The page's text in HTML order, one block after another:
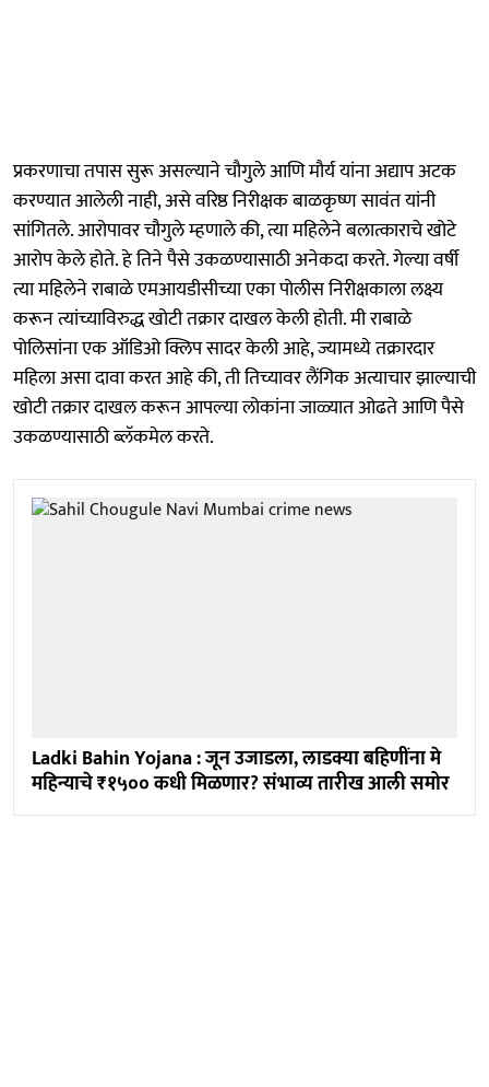
प्रकरणाचा तपास सुरू असल्याने चौगुले आणि मौर्य यांना अद्याप अटक
करण्यात आलेली नाही, असे वरिष्ठ निरीक्षक बाळकृष्ण सावंत यांनी
सांगितले. आरोपावर चौगुले म्हणाले की, त्या महिलेने बलात्काराचे खोटे
आरोप केले होते. हे तिने पैसे उकळण्यासाठी अनेकदा करते. गेल्या वर्षी
त्या महिलेने राबाळे एमआयडीसीच्या एका पोलीस निरीक्षकाला लक्ष्य
करून त्यांच्याविरुद्ध खोटी तक्रार दाखल केली होती. मी राबाळे
पोलिसांना एक ऑडिओ क्लिप सादर केली आहे, ज्यामध्ये तक्रारदार
महिला असा दावा करत आहे की, ती तिच्यावर लैंगिक अत्याचार झाल्याची
खोटी तक्रार दाखल करून आपल्या लोकांना जाळ्यात ओढते आणि पैसे
उकळण्यासाठी ब्लॅकमेल करते.
Ladki Bahin Yojana : जून उजाडला, लाडक्या बहिणींना मे
महिन्याचे ₹१५०० कधी मिळणार? संभाव्य तारीख आली समोर